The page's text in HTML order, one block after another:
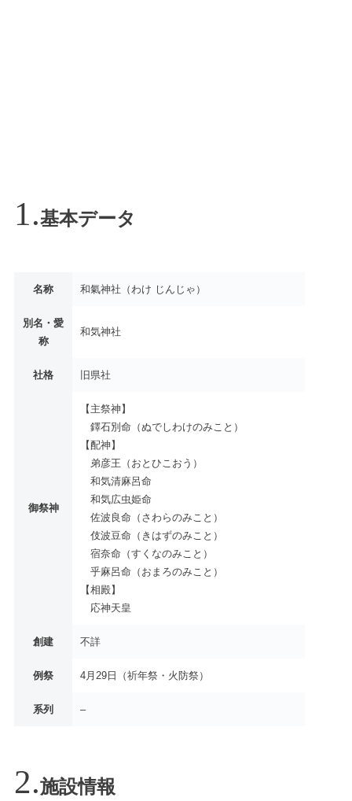
基本データ
名称 和氣神社（わけ じんじゃ）
別名・愛
称
和気神社
社格 旧県社
御祭神
【主祭神】
鐸石別命（ぬでしわけのみこと）
【配神】
弟彦王（おとひこおう）
和気清麻呂命
和気広虫姫命
佐波良命（さわらのみこと）
伎波豆命（きはずのみこと）
宿奈命（すくなのみこと）
乎麻呂命（おまろのみこと）
【相殿】
応神天皇
創建 不詳
例祭 4月29日（祈年祭・火防祭）
系列 –
施設情報